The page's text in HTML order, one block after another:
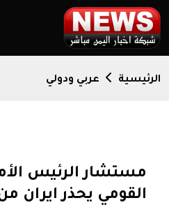
الرئيسية عربي ودولي
مستشار الرئيس
القومي يحذر ايران